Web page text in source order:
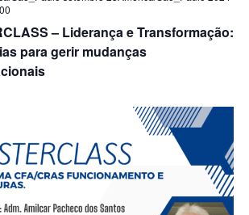
– Liderança e Transformação:
para gerir mudanças